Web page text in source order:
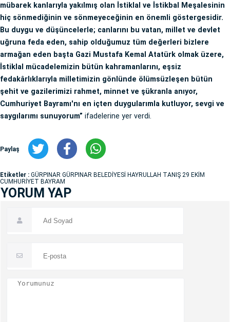
mübarek kanlarıyla yakılmış olan İstiklal ve İstikbal Meşalesinin
hiç sönmediğinin ve sönmeyeceğinin en önemli göstergesidir.
Bu duygu ve düşüncelerle; canlarını bu vatan, millet ve devlet
uğruna feda eden, sahip olduğumuz tüm değerleri bizlere
armağan eden başta Gazi Mustafa Kemal Atatürk olmak üzere,
İstiklal mücadelemizin bütün kahramanlarını, eşsiz
fedakârlıklarıyla milletimizin gönlünde ölümsüzleşen bütün
şehit ve gazilerimizi rahmet, minnet ve şükranla anıyor,
Cumhuriyet Bayramı'nı en içten duygularımla kutluyor, sevgi ve
saygılarımı sunuyorum” ifadelerine yer verdi.
Paylaş
Etiketler : GÜRPINAR GÜRPINAR BELEDİYESİ HAYRULLAH TANIŞ 29 EKİM
CUMHURİYET BAYRAM
YORUM YAP